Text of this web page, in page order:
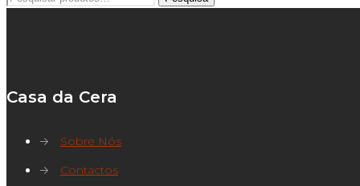
Casa da Cera
→
Sobre Nós
→
Contactos